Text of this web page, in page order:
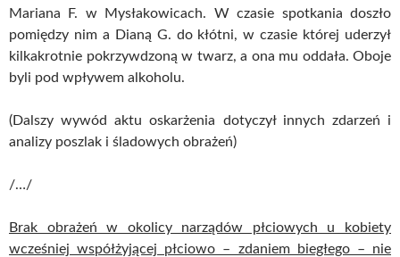
Mariana F. w Mysłakowicach. W czasie spotkania doszło
pomiędzy nim a Dianą G. do kłótni, w czasie której uderzył
kilkakrotnie pokrzywdzoną w twarz, a ona mu oddała. Oboje
byli pod wpływem alkoholu.
(Dalszy wywód aktu oskarżenia dotyczył innych zdarzeń i
analizy poszlak i śladowych obrażeń)
/…/
Brak obrażeń w okolicy narządów płciowych u kobiety
wcześniej współżyjącej płciowo – zdaniem biegłego – nie